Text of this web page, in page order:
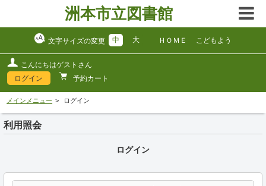
洲本市立図書館
文字サイズの変更 中 大 ＨＯＭＥ こどもよう
こんにちはゲストさん
ログイン
予約カート
メインメニュー ログイン
利用照会
ログイン